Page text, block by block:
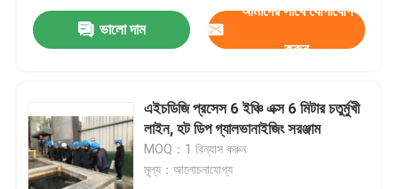
ভালো দাম
আমাদের সাথে যোগাযোগ
করুন
এইচডিজি প্রসেস 6 ইঞ্চি এক্স 6 মিটার চতুর্মুখী
লাইন, হট ডিপ গ্যালভানাইজিং সরঞ্জাম
MOQ：1 বিন্যাস করুন
মূল্য：আলোচনাযোগ্য